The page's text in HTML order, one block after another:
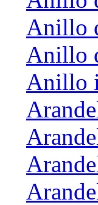
Anillo
Anillo
Anillo